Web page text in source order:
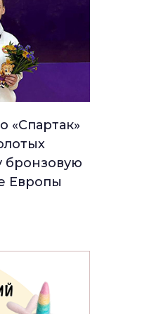
«Спартак»
бронзовую
Европы